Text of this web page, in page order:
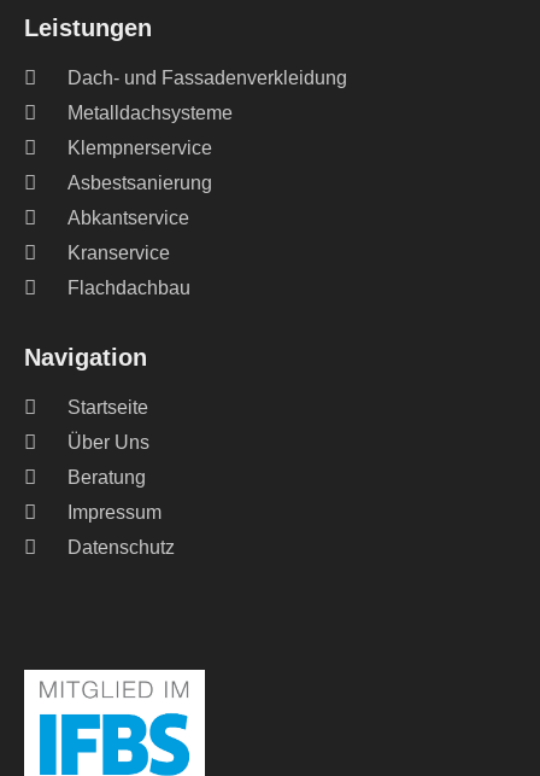
Navigation
Startseite
Über Uns
Beratung
Impressum
Datenschutz
Leistungen
Dach- und Fassadenverkleidung
Metalldachsysteme
Klempnerservice
Asbestsanierung
Abkantservice
Kranservice
Flachdachbau